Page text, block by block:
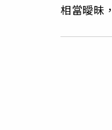
相當曖昧